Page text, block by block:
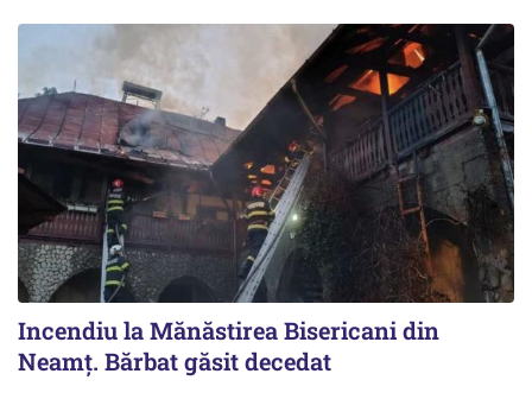
Incendiu la Mănăstirea Bisericani din
Neamţ. Bărbat găsit decedat